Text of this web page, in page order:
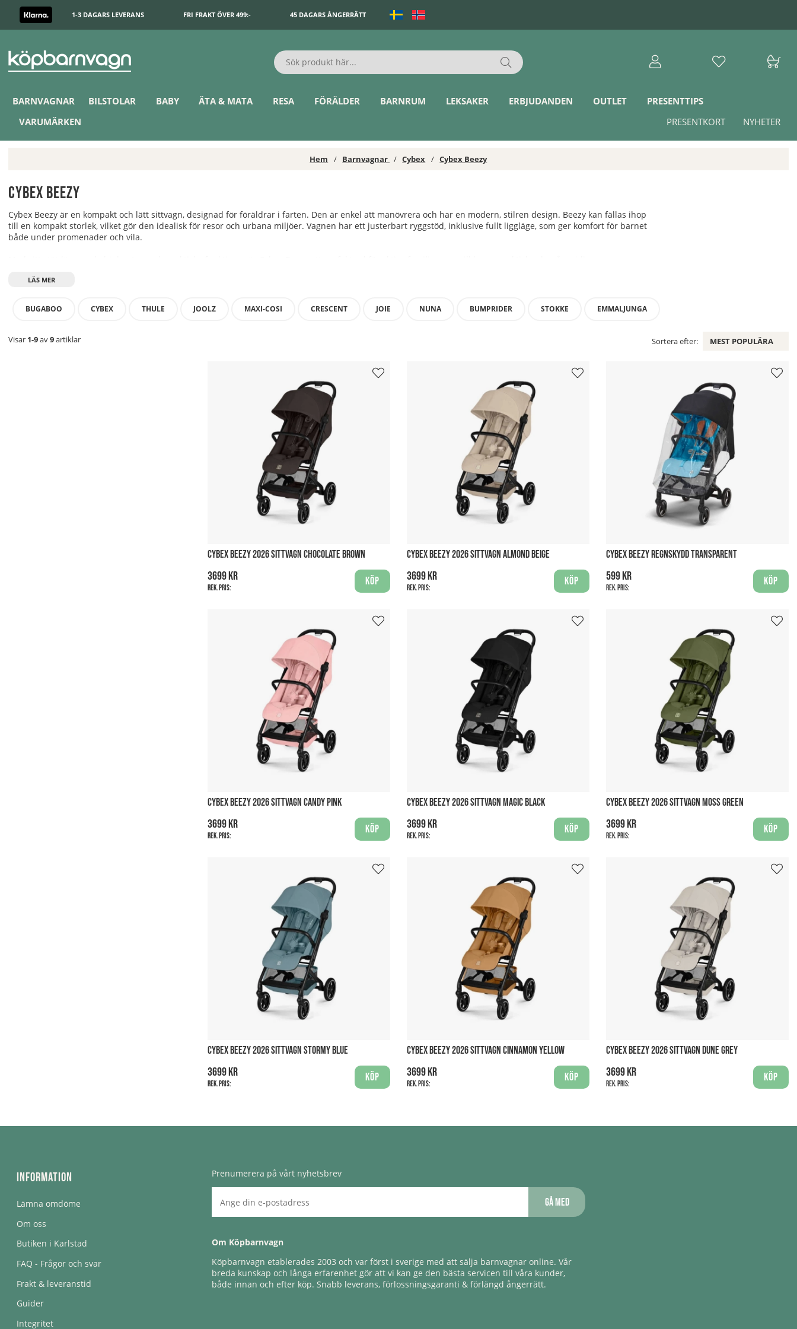
1-3 DAGARS LEVERANS FRI FRAKT ÖVER 499:- 45 DAGARS ÅNGERRÄTT
BARNVAGNAR BILSTOLAR BABY ÄTA & MATA RESA FÖRÄLDER BARNRUM LEKSAKER ERBJUDANDEN OUTLET
PRESENTTIPS
VARUMÄRKEN
NYHETER
PRESENTKORT
Hem Barnvagnar Cybex Cybex Beezy
Cybex Beezy
Cybex Beezy är en kompakt och lätt sittvagn, designad för föräldrar i farten. Den är enkel att manövrera och har en modern, stilren design. Beezy kan fällas ihop
till en kompakt storlek, vilket gör den idealisk för resor och urbana miljöer. Vagnen har ett justerbart ryggstöd, inklusive fullt liggläge, som ger komfort för barnet
både under promenader och vila.
BUGABOO CYBEX THULE JOOLZ MAXI-COSI CRESCENT JOIE NUNA BUMPRIDER STOKKE EMMALJUNGA
Visar 1-9av9artiklar Sortera efter: MEST POPULÄRA
CYBEX BEEZY 2026 SITTVAGN CHOCOLATE BROWN
3699 kr
Rek. pris:
Köp
CYBEX BEEZY 2026 SITTVAGN ALMOND BEIGE
3699 kr
Rek. pris:
Köp
CYBEX BEEZY REGNSKYDD TRANSPARENT
599 kr
Rek. pris:
Köp
CYBEX BEEZY 2026 SITTVAGN CANDY PINK
3699 kr
Rek. pris:
Köp
CYBEX BEEZY 2026 SITTVAGN MAGIC BLACK
3699 kr
Rek. pris:
Köp
CYBEX BEEZY 2026 SITTVAGN MOSS GREEN
3699 kr
Rek. pris:
Köp
CYBEX BEEZY 2026 SITTVAGN STORMY BLUE
3699 kr
Rek. pris:
Köp
CYBEX BEEZY 2026 SITTVAGN CINNAMON YELLOW
3699 kr
Rek. pris:
Köp
CYBEX BEEZY 2026 SITTVAGN DUNE GREY
3699 kr
Rek. pris:
Köp
Information
Lämna omdöme
Om oss
Butiken i Karlstad
FAQ - Frågor och svar
Frakt & leveranstid
Guider
Integritet
Prenumerera på vårt nyhetsbrev
Gå med
Om Köpbarnvagn
Köpbarnvagn etablerades 2003 och var först i sverige med att sälja barnvagnar online. Vår
breda kunskap och långa erfarenhet gör att vi kan ge den bästa servicen till våra kunder,
både innan och efter köp. Snabb leverans, förlossningsgaranti & förlängd ångerrätt.